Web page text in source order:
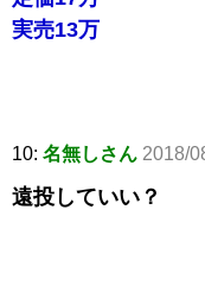
実売13万
10: 名無しさん 2018/
遠投していい？